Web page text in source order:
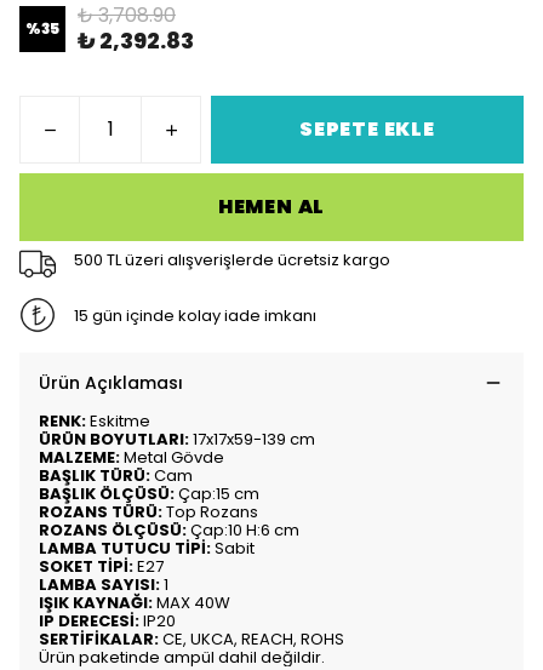
%35 ₺ 3,708.90
₺ 2,392.83
SEPETE EKLE
HEMEN AL
500 TL üzeri alışverişlerde ücretsiz kargo
15 gün içinde kolay iade imkanı
Ürün Açıklaması
RENK:Eskitme
ÜRÜN BOYUTLARI:17x17x59-139 cm
MALZEME:Metal Gövde
BAŞLIK TÜRÜ:Cam
BAŞLIK ÖLÇÜSÜ:Çap:15 cm
ROZANS TÜRÜ:Top Rozans
ROZANS ÖLÇÜSÜ:Çap:10 H:6 cm
LAMBA TUTUCU TİPİ:Sabit
SOKET TİPİ:E27
LAMBA SAYISI:1
IŞIK KAYNAĞI:MAX 40W
IP DERECESİ:IP20
SERTİFİKALAR:CE, UKCA, REACH, ROHS
Ürün paketinde ampül dahil değildir.